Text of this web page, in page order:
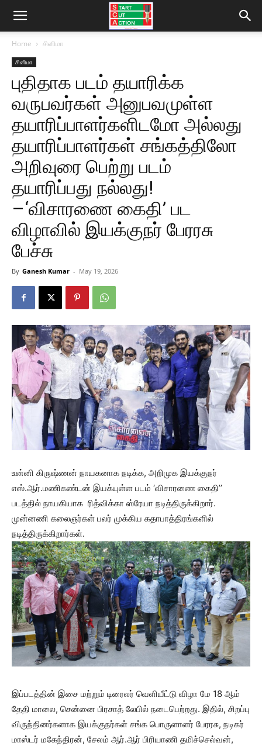
Home சினிமா
சினிமா
புதிதாக படம் தயாரிக்க
வருபவர்கள் அனுபவமுள்ள
தயாரிப்பாளர்களிடமோ அல்லது
தயாரிப்பாளர்கள் சங்கத்திலோ
அறிவுரை பெற்று படம்
தயாரிப்பது நல்லது!
–‘விசாரணை கைதி’ பட
விழாவில் இயக்குநர் பேரரசு
பேச்சு
By Ganesh Kumar - May 19, 2026
உன்னி கிருஷ்ணன் நாயகனாக நடிக்க, அறிமுக இயக்குநர்
எஸ்.ஆர்.மணிகண்டன் இயக்யுள்ள படம் ‘விசாரணை கைதி’’
படத்தில் நாயகியாக ரித்விக்கா ஸ்ரேயா நடித்திருக்கிறார்.
முன்னணி கலைஞர்கள் பலர் முக்கிய கதாபாத்திரங்களில்
நடித்திருக்கிறார்கள்.
இப்படத்தின் இசை மற்றும் டிரைலர் வெளியீட்டு விழா மே 18 ஆம்
தேதி மாலை, சென்னை பிரசாத் லேபில் நடைபெற்றது. இதில், சிறப்பு
விருந்தினர்களாக இயக்குநர்கள் சங்க பொருளாளர் பேரரசு, நடிகர்
மாஸ்டர் மகேந்திரன், சேலம் ஆர்.ஆர் பிரியாணி தமிச்செல்வன்,